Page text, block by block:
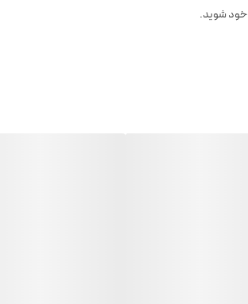
خود شوید.